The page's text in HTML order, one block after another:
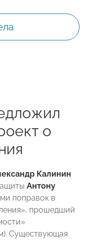
о
Калинин
Антону
поправок в
прошедший
Существующая